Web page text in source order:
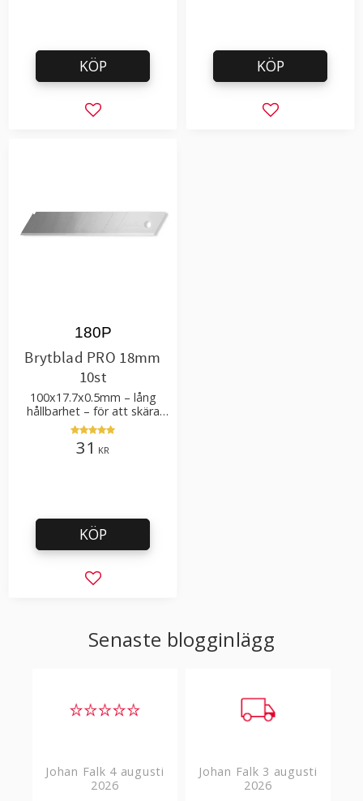
Lägg till i favoriter
KÖP
Lägg till i
KÖP
Brytblad PRO 18mm
10st
100x17.7x0.5mm – lång
hållbarhet – för att skära
kartong, tapet och
golvmaterial
180P
31 KR
Lägg till i favoriter
KÖP
Senaste blogginlägg
Johan Falk 4 augusti
2026
Johan Falk 3 augusti
2026